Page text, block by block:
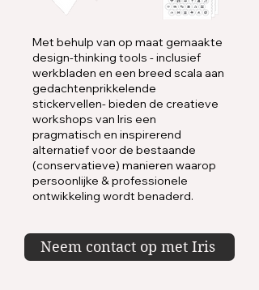
Met behulp van op maat gemaakte
design-thinking tools - inclusief
werkbladen en een breed scala aan
gedachtenprikkelende
stickervellen- bieden de creatieve
workshops van Iris een
pragmatisch en inspirerend
alternatief voor de bestaande
(conservatieve) manieren waarop
persoonlijke & professionele
ontwikkeling wordt benaderd.
Neem contact op met Iris